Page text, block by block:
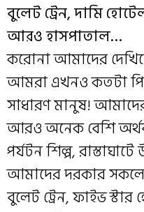
বুলেট ট্রেন, দামি
আরও হাসপাতাল…
করোনা আমাদের
আমরা এখনও কতটা
সাধারণ মানুষ!
আরও অনেক বেশি
পর্যটন শিল্প,
আমাদের দরকার সকলের
বুলেট ট্রেন, ফাইভ